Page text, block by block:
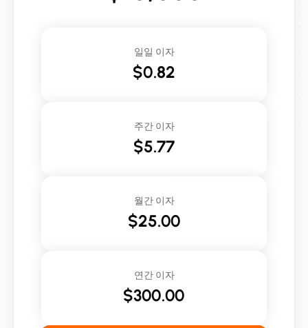
일일 이자
$0.82
주간 이자
$5.77
월간 이자
$25.00
연간 이자
$300.00